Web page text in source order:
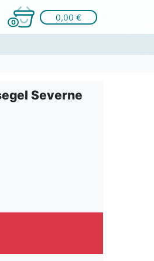
0
0,00 €
Severne